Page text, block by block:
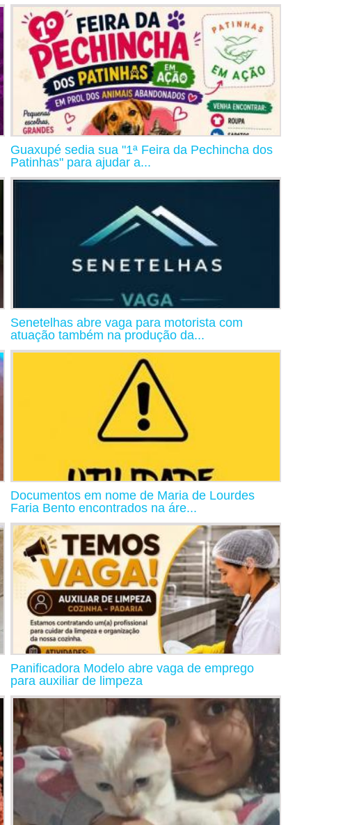
Guaxupé sedia sua "1ª Feira da Pechincha dos
Patinhas" para ajudar a...
Senetelhas abre vaga para motorista com
atuação também na produção da...
Documentos em nome de Maria de Lourdes
Faria Bento encontrados na áre...
Panificadora Modelo abre vaga de emprego
para auxiliar de limpeza